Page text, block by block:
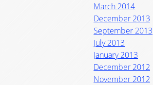
March 2014
December 2013
September 2013
July 2013
January 2013
December 2012
November 2012